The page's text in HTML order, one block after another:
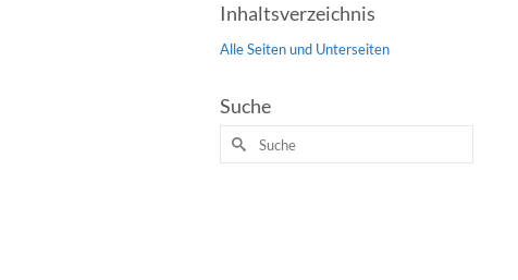
Inhaltsverzeichnis
Alle Seiten und Unterseiten
Suche
Suche